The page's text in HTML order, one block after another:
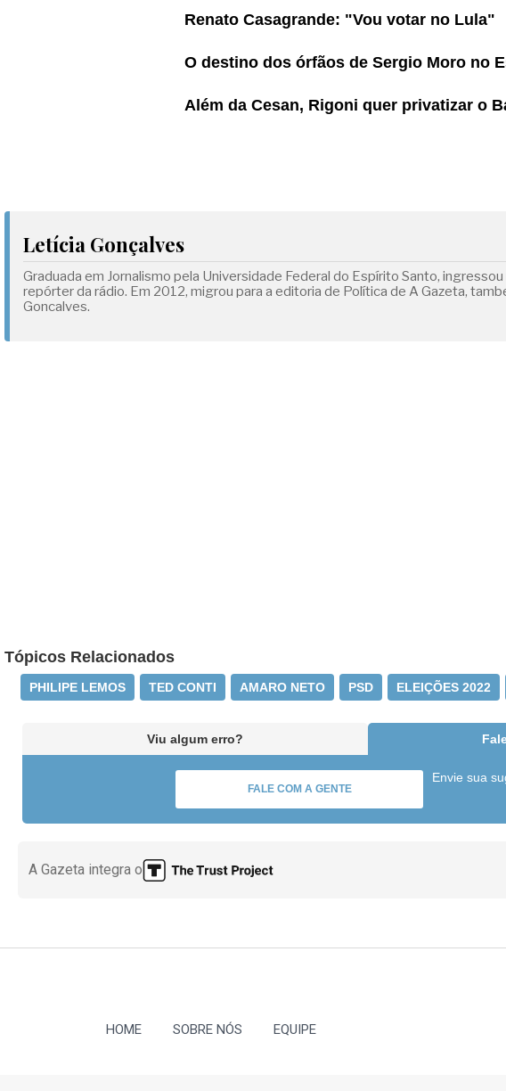
Renato Casagrande: "Vou votar no Lula"
O destino dos órfãos de Sergio Moro no
Além da Cesan, Rigoni quer privatizar o
Letícia Gonçalves
Graduada em Jornalismo pela Universidade Federal do Espírito Santo,
repórter da rádio. Em 2012, migrou para a editoria de Política de A Gazeta,
Goncalves.
Tópicos Relacionados
PHILIPE LEMOS TED CONTI AMARO NETO PSD ELEIÇÕES 2022
Viu algum erro?
FALE COM A GENTE
Envie sua
A Gazeta integra o
HOME SOBRE NÓS EQUIPE